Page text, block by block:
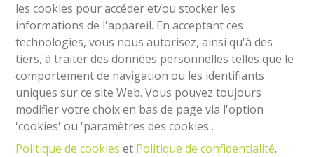
les cookies pour accéder et/ou stocker les
informations de l'appareil. En acceptant ces
technologies, vous nous autorisez, ainsi qu'à des
tiers, à traiter des données personnelles telles que le
comportement de navigation ou les identifiants
uniques sur ce site Web. Vous pouvez toujours
modifier votre choix en bas de page via l'option
'cookies' ou 'paramètres des cookies'.
Politique de cookies et Politique de confidentialité.
Mentions légales
Agent immobilier intermédiaire et régisseur
IPI 504.813- Belgique
Institut professionnel des agents immobiliers, rue